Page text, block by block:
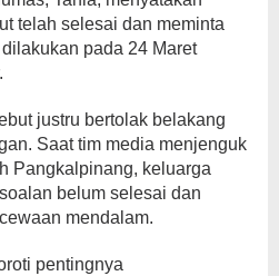
telah selesai dan meminta
pada 24 Maret
justru bertolak belakang
Saat tim media menjenguk
Pangkalpinang, keluarga
belum selesai dan
mendalam.
pentingnya